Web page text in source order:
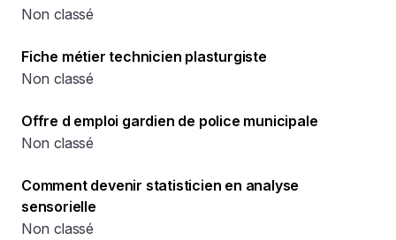
Non classé
Fiche métier technicien plasturgiste
Non classé
Offre d emploi gardien de police municipale
Non classé
Comment devenir statisticien en analyse
sensorielle
Non classé